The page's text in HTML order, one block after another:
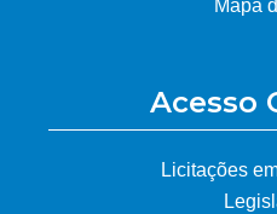
Mapa
Acesso
Licitações